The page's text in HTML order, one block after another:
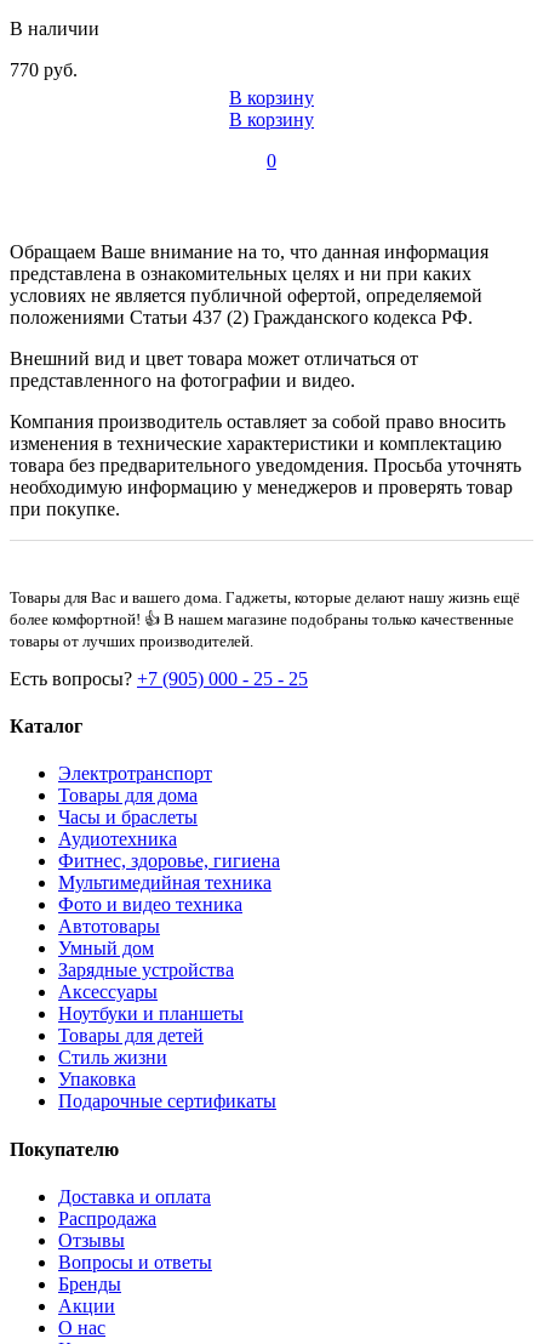
В наличии
770 руб.
В корзину
В корзину
0
Обращаем Ваше внимание на то, что данная информация
представлена в ознакомительных целях и ни при каких
условиях не является публичной офертой, определяемой
положениями Статьи 437 (2) Гражданского кодекса РФ.
Внешний вид и цвет товара может отличаться от
представленного на фотографии и видео.
Компания производитель оставляет за собой право вносить
изменения в технические характеристики и комплектацию
товара без предварительного уведомдения. Просьба уточнять
необходимую информацию у менеджеров и проверять товар
при покупке.
Товары для Вас и вашего дома. Гаджеты, которые делают нашу жизнь ещё
более комфортной! 👍 В нашем магазине подобраны только качественные
товары от лучших производителей.
Есть вопросы? +7 (905) 000 - 25 - 25
Каталог
Электротранспорт
Товары для дома
Часы и браслеты
Аудиотехника
Фитнес, здоровье, гигиена
Мультимедийная техника
Фото и видео техника
Автотовары
Умный дом
Зарядные устройства
Аксессуары
Ноутбуки и планшеты
Товары для детей
Стиль жизни
Упаковка
Подарочные сертификаты
Покупателю
Доставка и оплата
Распродажа
Отзывы
Вопросы и ответы
Бренды
Акции
О нас